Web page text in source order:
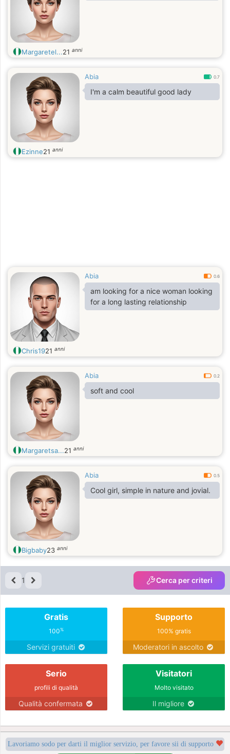
Margaretel...21 anni
Abia 0.7
I'm a calm beautiful good lady
Ezinne21 anni
Abia 0.6
am looking for a nice woman looking
for a long lasting relationship
Chris1921 anni
Abia 0.2
soft and cool
Margaretsa...21 anni
Abia 0.5
Cool girl, simple in nature and jovial.
Bigbaby23 anni
1 Cerca per criteri
Gratis
100%
Servizi gratuiti
Supporto
100% gratis
Moderatori in ascolto
Serio
profili di qualità
Qualità confermata
Visitatori
Molto visitato
Il migliore
Lavoriamo sodo per darti il miglior servizio, per favore sii di supporto